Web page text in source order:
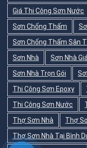
Giá Thi Công Sơn Nước
Sơn Chống Thấm
Sơn Chống Thấm Sân
Sơn Nhà
Sơn Nhà
Sơn Nhà Trọn Gói
Thi Công Sơn Epoxy
Thi Công Sơn Nước
Thợ Sơn Nhà
Thợ
Thợ Sơn Nhà Tại Bình